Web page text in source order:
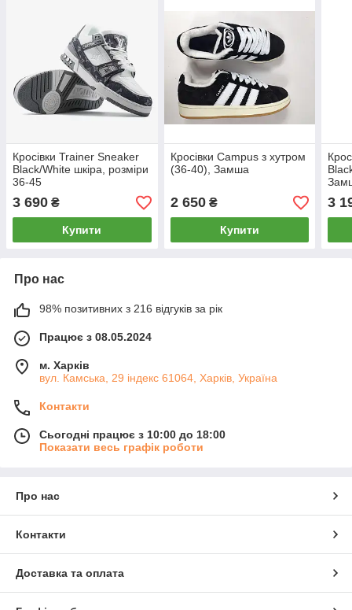
Кросівки Trainer Sneaker
Black/White шкіра, розміри
36-45
3 690 ₴
Купити
Кросівки Campus з хутром
(36-40), Замша
2 650₴
Купити
3
Про нас
98% позитивних з 216 відгуків за рік
Працює з 08.05.2024
м. Харків
вул. Камська, 29 індекс 61064, Харків, Україна
Контакти
Сьогодні працює з 10:00 до 18:00
Показати весь графік роботи
Про нас
Контакти
Доставка та оплата